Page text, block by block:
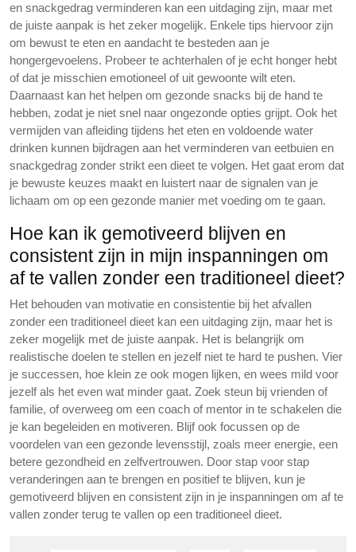
en snackgedrag verminderen kan een uitdaging zijn, maar met
de juiste aanpak is het zeker mogelijk. Enkele tips hiervoor zijn
om bewust te eten en aandacht te besteden aan je
hongergevoelens. Probeer te achterhalen of je echt honger hebt
of dat je misschien emotioneel of uit gewoonte wilt eten.
Daarnaast kan het helpen om gezonde snacks bij de hand te
hebben, zodat je niet snel naar ongezonde opties grijpt. Ook het
vermijden van afleiding tijdens het eten en voldoende water
drinken kunnen bijdragen aan het verminderen van eetbuien en
snackgedrag zonder strikt een dieet te volgen. Het gaat erom dat
je bewuste keuzes maakt en luistert naar de signalen van je
lichaam om op een gezonde manier met voeding om te gaan.
Hoe kan ik gemotiveerd blijven en
consistent zijn in mijn inspanningen om
af te vallen zonder een traditioneel dieet?
Het behouden van motivatie en consistentie bij het afvallen
zonder een traditioneel dieet kan een uitdaging zijn, maar het is
zeker mogelijk met de juiste aanpak. Het is belangrijk om
realistische doelen te stellen en jezelf niet te hard te pushen. Vier
je successen, hoe klein ze ook mogen lijken, en wees mild voor
jezelf als het even wat minder gaat. Zoek steun bij vrienden of
familie, of overweeg om een coach of mentor in te schakelen die
je kan begeleiden en motiveren. Blijf ook focussen op de
voordelen van een gezonde levensstijl, zoals meer energie, een
betere gezondheid en zelfvertrouwen. Door stap voor stap
veranderingen aan te brengen en positief te blijven, kun je
gemotiveerd blijven en consistent zijn in je inspanningen om af te
vallen zonder terug te vallen op een traditioneel dieet.